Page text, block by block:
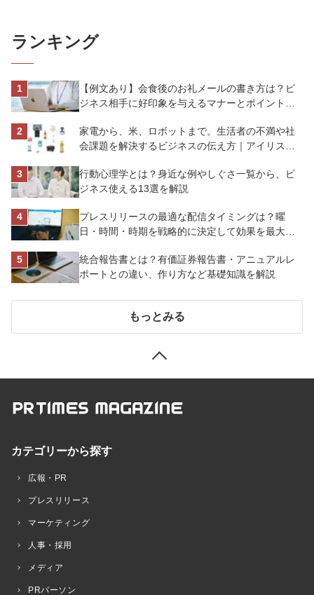
ランキング
【例文あり】会食後のお礼メールの書き方は？ビ
ジネス相手に好印象を与えるマナーとポイントを
家電から、米、ロボットまで。生活者の不満や社
会課題を解決するビジネスの伝え方｜アイリスオ
行動心理学とは？身近な例やしぐさ一覧から、ビ
ジネス使える13選を解説
プレスリリースの最適な配信タイミングは？曜
日・時間・時期を戦略的に決定して効果を最大化
統合報告書とは？有価証券報告書・アニュアルレ
ポートとの違い、作り方など基礎知識を解説
もっとみる
カテゴリーから探す
広報・PR
プレスリリース
マーケティング
人事・採用
メディア
PRパーソン